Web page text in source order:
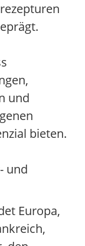
und
bieten.
und
Europa,